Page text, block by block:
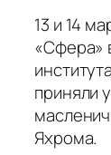
13 и 14
«Сфера»
приняли
Яхрома.